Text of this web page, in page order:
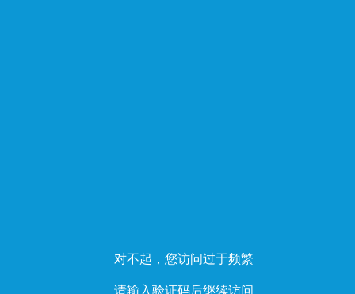
对不起，您访问过于频繁
请输入验证码后继续访问